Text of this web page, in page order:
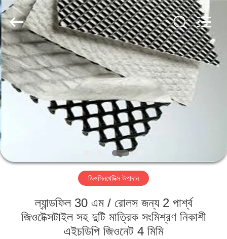
বাড়ি
পণ্য
সম্পর্কে
কারখানা
2026
HUATAO
LOVER
LTD.
All
Rights
Reserved.
জিওসিনথেটিক্স উপাদান
ল্যান্ডফিল 30 এম / রোলস জন্য 2 পার্শ্ব
জিওটেক্সটাইল সহ দুটি মাত্রিক সংমিশ্রণ নিকাশী
এইচডিপি জিওনেট 4 মিমি